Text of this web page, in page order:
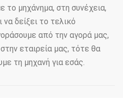
το μηχάνημα, στη συνέχεια,
δείξει το τελικό
από την αγορά μας,
εταιρεία μας, τότε θα
τη μηχανή για εσάς.